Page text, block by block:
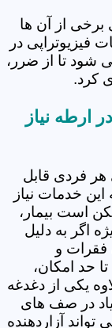
از آن ها
در
شود تا از ضرر،
کرد.
ارطه نیاز
هر فردی قابل
خدمات نیاز
است بیمار،
اگر به دلیل
و
حد امکان،
یکی از دغدغه
در صف های
آزاردهنده